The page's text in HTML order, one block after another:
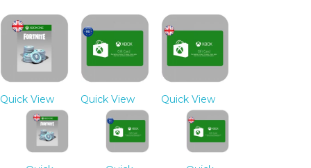
Quick View Quick View Quick View